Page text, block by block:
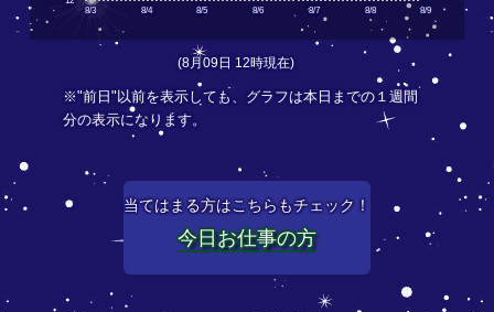
8/3 8/4 8/5 8/6 8/7 8/8 8/9
(8月09日 12時現在)
※"前日"以前を表示しても、グラフは本日までの１週間
分の表示になります。
当てはまる方はこちらもチェック！
今日お仕事の方